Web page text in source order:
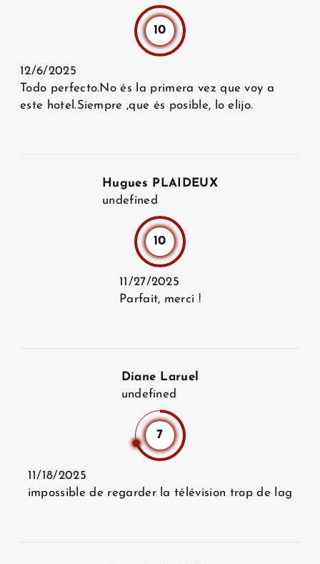
10
12/6/2025
Todo perfecto.No és la primera vez que voy a
este hotel.Siempre ,que és posible, lo elijo.
Hugues PLAIDEUX
undefined
10
11/27/2025
Parfait, merci !
Diane Laruel
undefined
7
11/18/2025
impossible de regarder la télévision trop de lag